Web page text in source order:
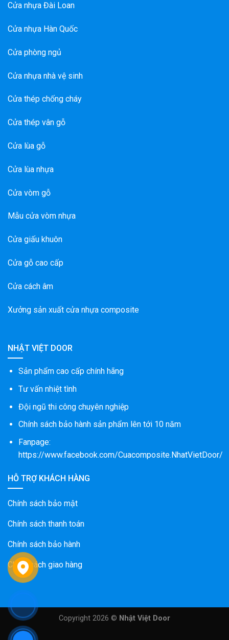
Cửa nhựa Đài Loan
Cửa nhựa Hàn Quốc
Cửa phòng ngủ
Cửa nhựa nhà vệ sinh
Cửa thép chống cháy
Cửa thép vân gỗ
Cửa lùa gỗ
Cửa lùa nhựa
Cửa vòm gỗ
Mẫu cửa vòm nhựa
Cửa giấu khuôn
Cửa gỗ cao cấp
Cửa cách âm
Xưởng sản xuất cửa nhựa composite
NHẬT VIỆT DOOR
Sản phẩm cao cấp chính hãng
Tư vấn nhiệt tình
Đội ngũ thi công chuyên nghiệp
Chính sách bảo hành sản phẩm lên tới 10 năm
Fanpage:
https://www.facebook.com/Cuacomposite.NhatVietDoor/
HỖ TRỢ KHÁCH HÀNG
Chính sách bảo mật
Chính sách thanh toán
Chính sách bảo hành
Chính sách giao hàng
Copyright 2026 © Nhật Việt Door